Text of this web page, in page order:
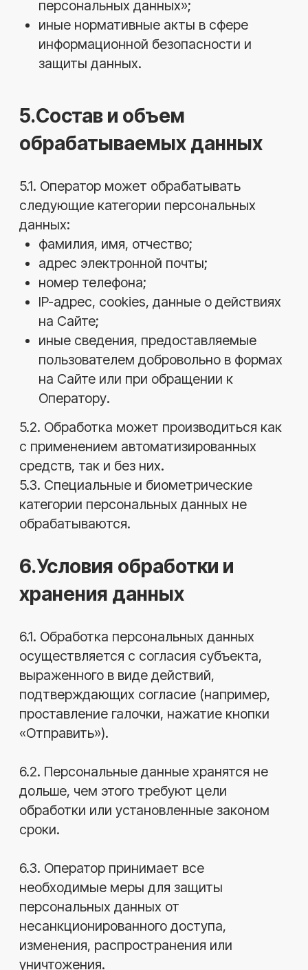
предусмотренных законодательством.
6.5. Передача данных третьим лицам
возможна только при наличии согласия
субъекта или законного основания.
персональных данных
7.1. Субъект имеет право:
обработки;
требовать уточнения, блокирования
данных;
отозвать согласие на обработку
персональных данных;
обжаловать действия Оператора,
нарушающие его права.
7.2. Обращения субъекта направляются в
письменной форме или по адресу
электронной почты sy2017sv@yandex.ru.
8.Заключительные
положения
вносить изменения в настоящую
Политику. Актуальная версия всегда
доступна на Сайте.
8.2. Использование Сайта означает
согласие с условиями Политики. В случае
несогласия с условиями, пользователь
должен прекратить использование Сайта.
настоящей Политике направляются на
электронную почту sy2017sv@yandex.ru.
ПОЛЕЗНЫЕ
СТАТЬИ
гидротрансформатора
АКПП зимой: почему
«бублик» ломается в
мороз и что с этим делать
Зимой автоматическая коробка
работают в самом
неблагоприятном режиме: